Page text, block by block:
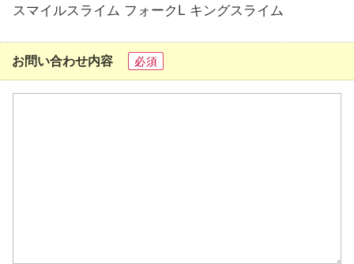
スマイルスライム フォークL キングスライム
お問い合わせ内容 必須